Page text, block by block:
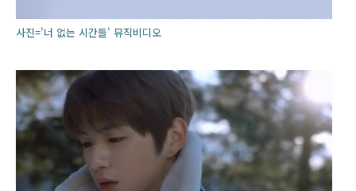
사진='너 없는 시간들' 뮤직비디오